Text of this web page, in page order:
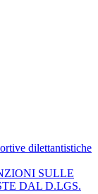
dilettantistiche
SULLE
DAL D.LGS.